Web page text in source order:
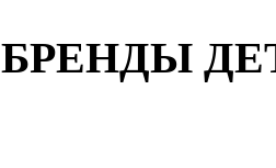
БРЕНДЫ